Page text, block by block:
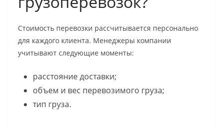
Стоимость перевозки рассчитывается персонально
для каждого клиента. Менеджеры компании
учитывают следующие моменты:
расстояние доставки;
объем и вес перевозимого груза;
тип груза.